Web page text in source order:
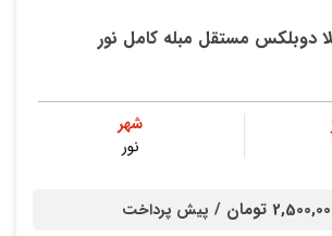
دوبلکس مستقل مبله کامل نور
شهر
نور
تومان / پیش پرداخت